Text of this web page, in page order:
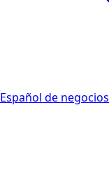
Español de negocios